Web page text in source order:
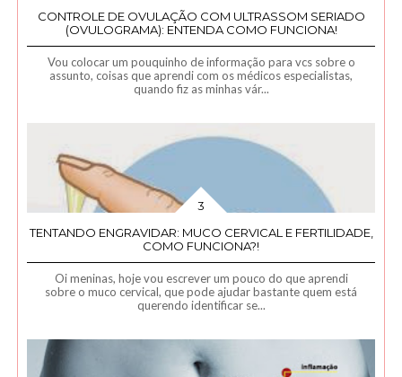
CONTROLE DE OVULAÇÃO COM ULTRASSOM SERIADO
(OVULOGRAMA): ENTENDA COMO FUNCIONA!
Vou colocar um pouquinho de informação para vcs sobre o
assunto, coisas que aprendi com os médicos especialistas,
quando fiz as minhas vár...
TENTANDO ENGRAVIDAR: MUCO CERVICAL E FERTILIDADE,
COMO FUNCIONA?!
Oi meninas, hoje vou escrever um pouco do que aprendi
sobre o muco cervical, que pode ajudar bastante quem está
querendo identificar se...